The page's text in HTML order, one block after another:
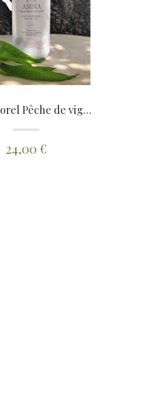
Lait Corporel Pêche de vigne - 200ml
24,00 €